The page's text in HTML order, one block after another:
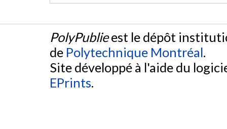
PolyPublieest le dépôt
de Polytechnique Montréal.
Site développé à l'aide du
EPrints.